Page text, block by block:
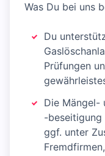
Was Du bei uns
Du
Prüfungen
Die Mängel-
-beseitigung
ggf. unter